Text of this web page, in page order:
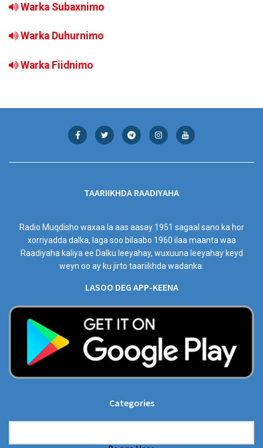
Warka Subaxnimo
Warka Duhurnimo
Warka Fiidnimo
TAARIIKHDA RAADIYAHA
Radio Muqdisho waxaa la aas aasay 1951 sagaal sano ka hor
xorriyadda dalka, laga soo bilaabo 1960 ilaa maanta waa
Raadiyaha kaliya ee Dalku leeyahay, wuxuuna leeyahay keyd
weyn oo ay ku jirto taariikhda wadanka.
LASOO DEG APP-KEENA
Categories